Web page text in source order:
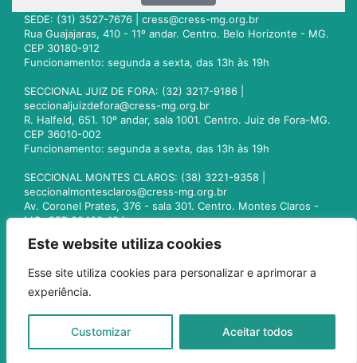
Este website utiliza cookies
Esse site utiliza cookies para personalizar e aprimorar a
experiência.
Customizar Aceitar todos
SEDE: (31) 3527-7676 | cress@cress-mg.org.br
Rua Guajajaras, 410 - 11º andar. Centro. Belo Horizonte - MG.
CEP 30180-912
Funcionamento: segunda a sexta, das 13h às 19h
SECCIONAL JUIZ DE FORA: (32) 3217-9186 |
seccionaljuizdefora@cress-mg.org.br
R. Halfeld, 651. 10º andar, sala 1001. Centro. Juiz de Fora-MG.
CEP 36010-002
Funcionamento: segunda a sexta, das 13h às 19h
SECCIONAL MONTES CLAROS: (38) 3221-9358 |
seccionalmontesclaros@cress-mg.org.br
Av. Coronel Prates, 376 - sala 301. Centro. Montes Claros -
MG. CEP 39400-104
seccionaluberlandia@cress-mg.org.br
Av. Afonso Pena, 547 - sala 101. Uberlândia - MG. CEP